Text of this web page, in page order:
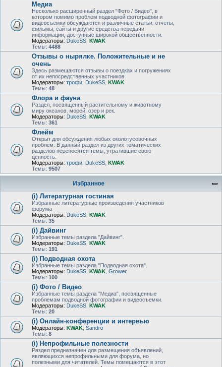
Медиа
Несколько расширенный раздел "Фото / Видео", в
котором помимо проблем подводной фотографии и
видеосъемки обсуждаются и различные статьи, отчеты,
фильмы, сайты и другие средства передачи
информации, доступные широкой общественности.
Модераторы: DukeSS KWAK
Темы: 4488
Отзывы о нырялке. Положительные и не
очень
Здесь размещаются отзывы о поездках и погружениях
от их непосредственных участников.
Модераторы: трофи DukeSS KWAK
Темы: 48
Флора и фауна
Раздел, посвященный растительному и животному
миру океанов, морей, озер и рек.
Модераторы: DukeSS KWAK
Темы: 361
Флейм
Открыт для обсуждения любых околотусовочных
проблем. В данный раздел из других тематических
разделов переносятся темы, утратившие свою
ценность.
Модераторы: трофи DukeSS KWAK
Темы: 9507
Избранное
(i) Литературная гостиная
Избранные литературные произведения участников
форума
Модераторы: DukeSS KWAK
Темы: 35
(i) Дайвинг
Избранные темы раздела "Дайвинг".
Модераторы: DukeSS KWAK
Темы: 191
(i) Подводная охота
Избранные темы раздела "Подводная охота".
Модераторы: DukeSS KWAK Grower
Темы: 100
(i) Фото / Видео
Избранные темы раздела "Медиа", посвященные
проблемам подводной фотографии и видеосъемки.
Модераторы: DukeSS KWAK
Темы: 20
(i) Онлайн-конференции и интервью
Модераторы: KWAK Sandro
Темы: 8
(i) Непрофильные полезности
Раздел предназначен для размещения объявлений,
являющихся непрофильными для форума, но
полезными для читателей. Темы помещаются в этот